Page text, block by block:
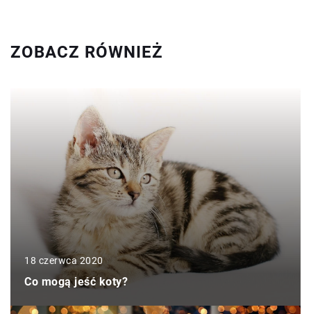
ZOBACZ RÓWNIEŻ
18 czerwca 2020
Co mogą jeść koty?